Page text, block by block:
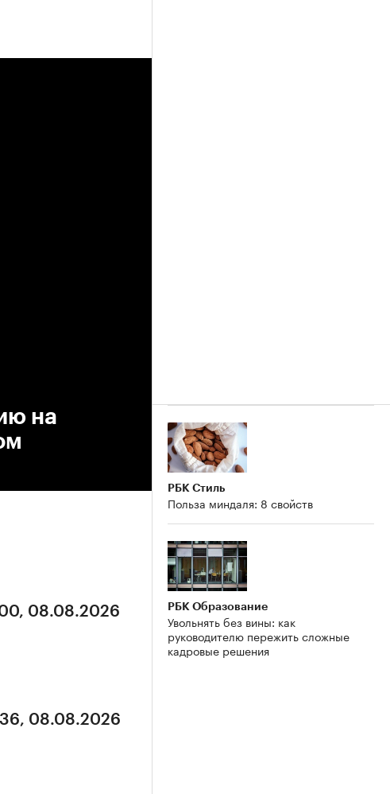
на
08.08.2026
08.08.2026
РБК Стиль
Польза миндаля: 8 свойств
РБК Образование
Увольнять без вины: как
руководителю пережить сложные
кадровые решения